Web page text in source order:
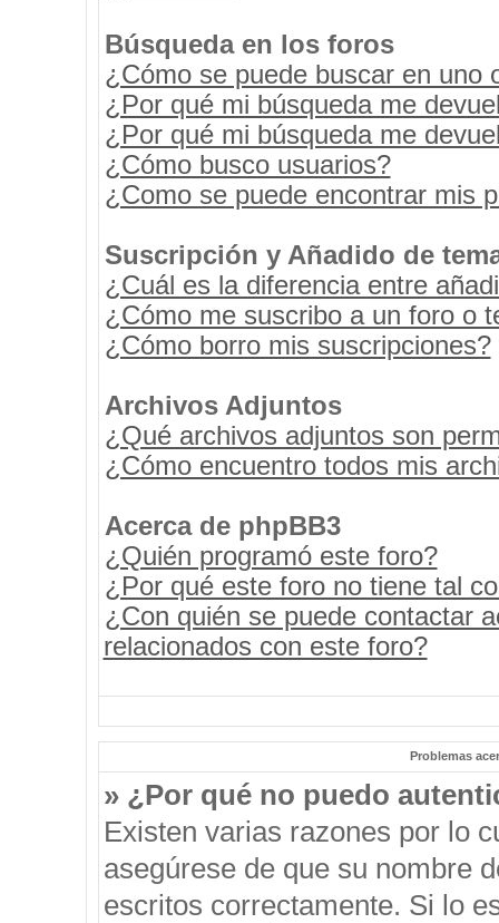
Búsqueda en los foros
¿Cómo se puede buscar en uno
¿Por qué mi búsqueda me
¿Por qué mi búsqueda me
¿Cómo busco usuarios?
¿Como se puede encontrar mis
Suscripción y Añadido de
¿Cuál es la diferencia entre
¿Cómo me suscribo a un foro o
¿Cómo borro mis suscripciones?
Archivos Adjuntos
¿Qué archivos adjuntos son
¿Cómo encuentro todos mis
Acerca de phpBB3
¿Quién programó este foro?
¿Por qué este foro no tiene tal
¿Con quién se puede contactar
relacionados con este foro?
Problemas
» ¿Por qué no puedo
Existen varias razones por lo
asegúrese de que su nombre
escritos correctamente. Si lo